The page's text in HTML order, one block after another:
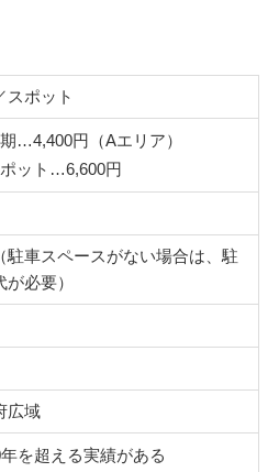
スポット
…4,400円 （Aエリア）
ット…6,600円
駐車スペースがない場合は、駐
が必要）
広域
を超える実績がある